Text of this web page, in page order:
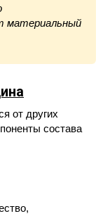
материальный
от других
состава